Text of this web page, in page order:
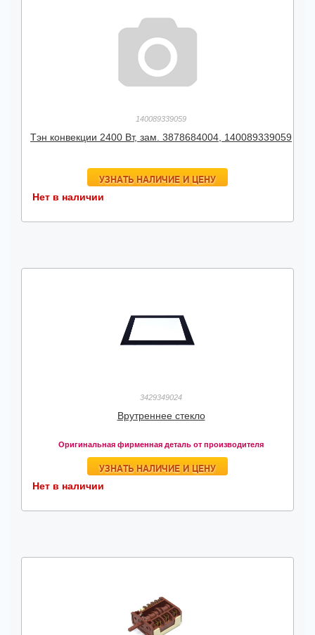
140089339059
Тэн конвекции 2400 Вт, зам. 3878684004, 140089339059
УЗНАТЬ НАЛИЧИЕ И ЦЕНУ
Нет в наличии
3429349024
Врутреннее стекло
Оригинальная фирменная деталь от производителя
УЗНАТЬ НАЛИЧИЕ И ЦЕНУ
Нет в наличии